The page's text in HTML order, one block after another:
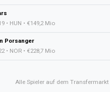
• HUN • €149,2 Mio
Porsanger
• NOR • €228,7 Mio
Alle Spieler auf dem